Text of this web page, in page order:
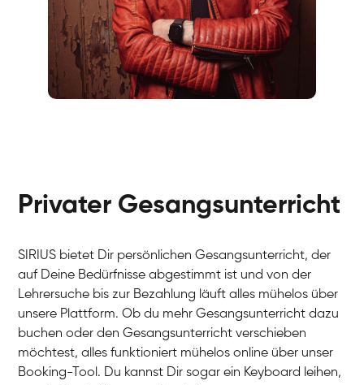
Gesang / Vocal
Anna
Gesang / Vocal
Gesang / Vocal
Gesang / Vocal
Gesang / Vocal
Gesang / Vocal
Gesang / Vocal
Gesang / Vocal
Privater Gesangsunterricht
SIRIUS bietet Dir persönlichen Gesangsunterricht, der
auf Deine Bedürfnisse abgestimmt ist und von der
Lehrersuche bis zur Bezahlung läuft alles mühelos über
unsere Plattform. Ob du mehr Gesangsunterricht dazu
buchen oder den Gesangsunterricht verschieben
möchtest, alles funktioniert mühelos online über unser
Booking-Tool. Du kannst Dir sogar ein Keyboard leihen,